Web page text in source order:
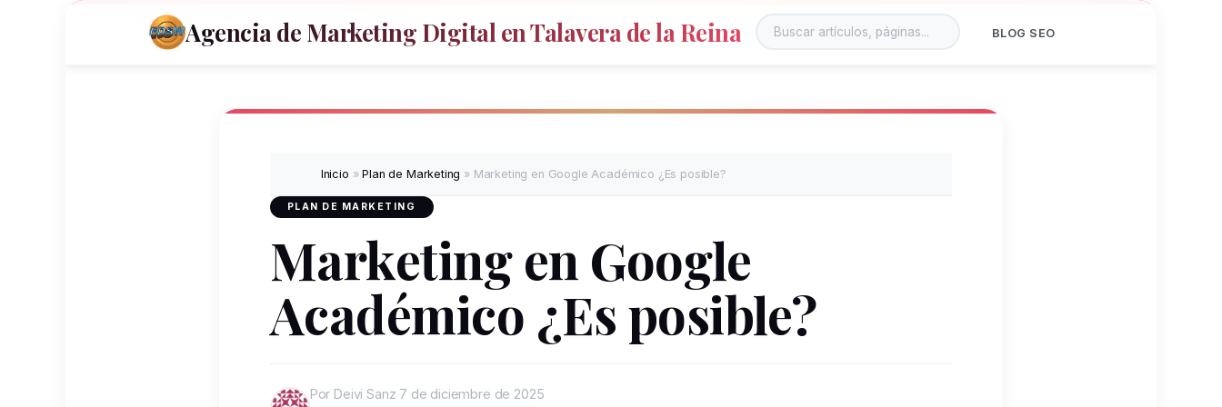
Agencia de Marketing Digital en Talavera de la Reina BLOG SEO
Inicio »Plan de Marketing » Marketing en Google Académico ¿Es posible?
PLAN DE MARKETING
Marketing en Google
Académico ¿Es posible?
Por Deivi Sanz 7 de diciembre de 2025